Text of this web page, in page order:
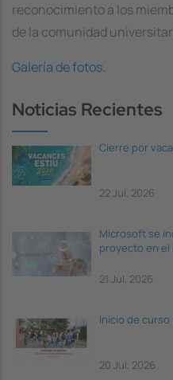
reconocimiento a los
de la comunidad
Galería de fotos.
Noticias Recientes
Cierre por
22 Jul, 2026
Microsoft se
proyecto en el
21 Jul, 2026
Inicio de curso
20 Jul, 2026